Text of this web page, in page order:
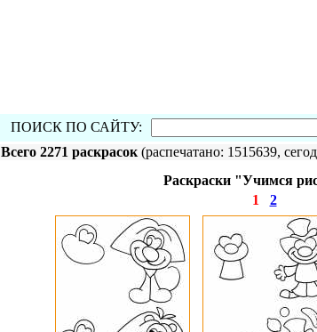
ПОИСК ПО САЙТУ:
Всего 2271 раскрасок (распечатано: 1515639,
Раскраски "Учимся
1 2